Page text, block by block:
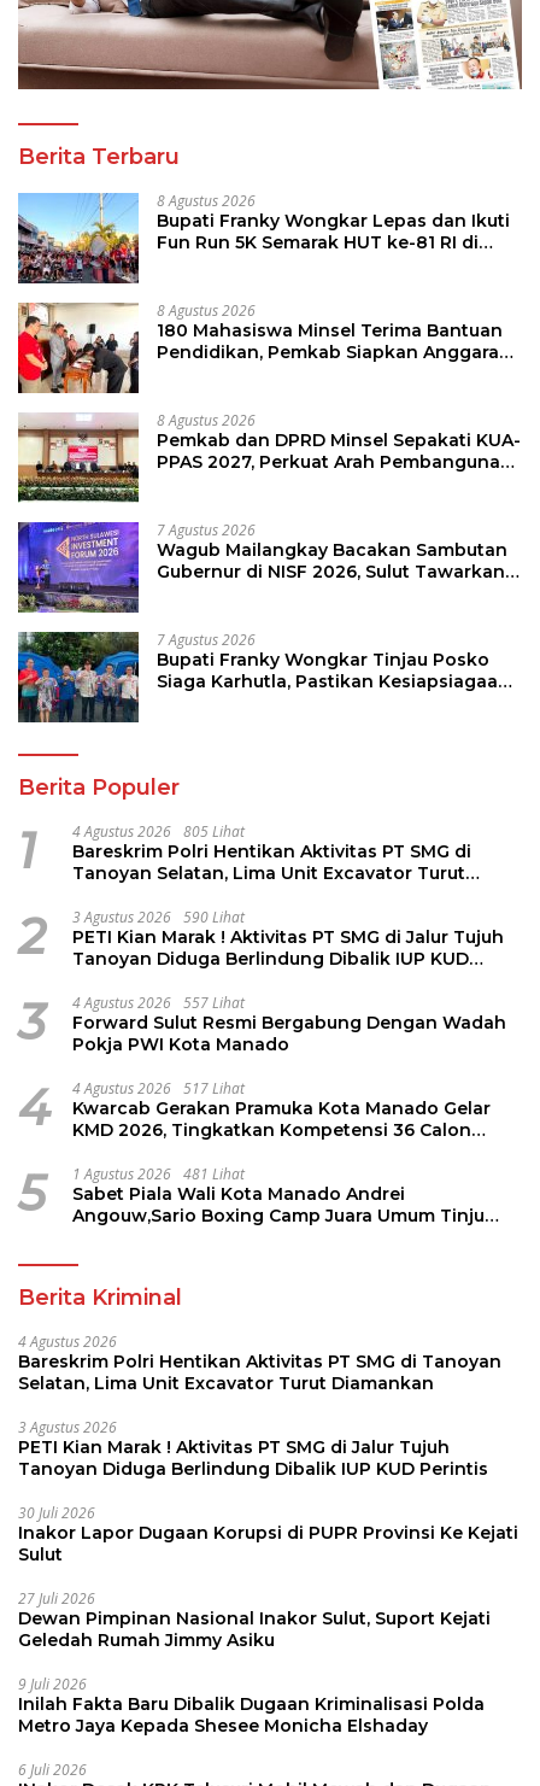
Berita Terbaru
8 Agustus 2026
Bupati Franky Wongkar Lepas dan Ikuti
Fun Run 5K Semarak HUT ke-81 RI di
8 Agustus 2026
180 Mahasiswa Minsel Terima Bantuan
Pendidikan, Pemkab Siapkan Anggaran
8 Agustus 2026
Pemkab dan DPRD Minsel Sepakati KUA-
PPAS 2027, Perkuat Arah Pembangunan
7 Agustus 2026
Wagub Mailangkay Bacakan Sambutan
Gubernur di NISF 2026, Sulut Tawarkan
7 Agustus 2026
Bupati Franky Wongkar Tinjau Posko
Siaga Karhutla, Pastikan Kesiapsiagaan
Berita Populer
1 4 Agustus 2026 805 Lihat
Bareskrim Polri Hentikan Aktivitas PT SMG di
Tanoyan Selatan, Lima Unit Excavator Turut
2 3 Agustus 2026 590 Lihat
PETI Kian Marak ! Aktivitas PT SMG di Jalur Tujuh
Tanoyan Diduga Berlindung Dibalik IUP KUD
3 4 Agustus 2026 557 Lihat
Forward Sulut Resmi Bergabung Dengan Wadah
Pokja PWI Kota Manado
4 4 Agustus 2026 517 Lihat
Kwarcab Gerakan Pramuka Kota Manado Gelar
KMD 2026, Tingkatkan Kompetensi 36 Calon
5 1 Agustus 2026 481 Lihat
Sabet Piala Wali Kota Manado Andrei
Angouw,Sario Boxing Camp Juara Umum Tinju
Berita Kriminal
4 Agustus 2026
Bareskrim Polri Hentikan Aktivitas PT SMG di Tanoyan
Selatan, Lima Unit Excavator Turut Diamankan
3 Agustus 2026
PETI Kian Marak ! Aktivitas PT SMG di Jalur Tujuh
Tanoyan Diduga Berlindung Dibalik IUP KUD Perintis
30 Juli 2026
Inakor Lapor Dugaan Korupsi di PUPR Provinsi Ke Kejati
Sulut
27 Juli 2026
Dewan Pimpinan Nasional Inakor Sulut, Suport Kejati
Geledah Rumah Jimmy Asiku
9 Juli 2026
Inilah Fakta Baru Dibalik Dugaan Kriminalisasi Polda
Metro Jaya Kepada Shesee Monicha Elshaday
6 Juli 2026